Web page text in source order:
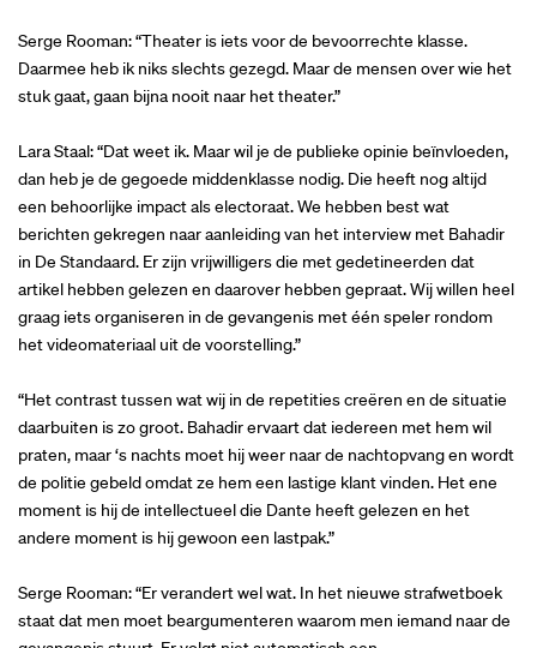
Serge Rooman: “Theater is iets voor de bevoorrechte klasse.
Daarmee heb ik niks slechts gezegd. Maar de mensen over wie het
stuk gaat, gaan bijna nooit naar het theater.”
Lara Staal: “Dat weet ik. Maar wil je de publieke opinie beïnvloeden,
dan heb je de gegoede middenklasse nodig. Die heeft nog altijd
een behoorlijke impact als electoraat. We hebben best wat
berichten gekregen naar aanleiding van het interview met Bahadir
in De Standaard. Er zijn vrijwilligers die met gedetineerden dat
artikel hebben gelezen en daarover hebben gepraat. Wij willen heel
graag iets organiseren in de gevangenis met één speler rondom
het videomateriaal uit de voorstelling.”
“Het contrast tussen wat wij in de repetities creëren en de situatie
daarbuiten is zo groot. Bahadir ervaart dat iedereen met hem wil
praten, maar ‘s nachts moet hij weer naar de nachtopvang en wordt
de politie gebeld omdat ze hem een lastige klant vinden. Het ene
moment is hij de intellectueel die Dante heeft gelezen en het
andere moment is hij gewoon een lastpak.”
Serge Rooman: “Er verandert wel wat. In het nieuwe strafwetboek
staat dat men moet beargumenteren waarom men iemand naar de